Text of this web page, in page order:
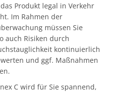
Produkt legal in Verkehr
Im Rahmen der
müssen Sie
auch Risiken durch
kontinuierlich
und ggf. Maßnahmen
C wird für Sie spannend,